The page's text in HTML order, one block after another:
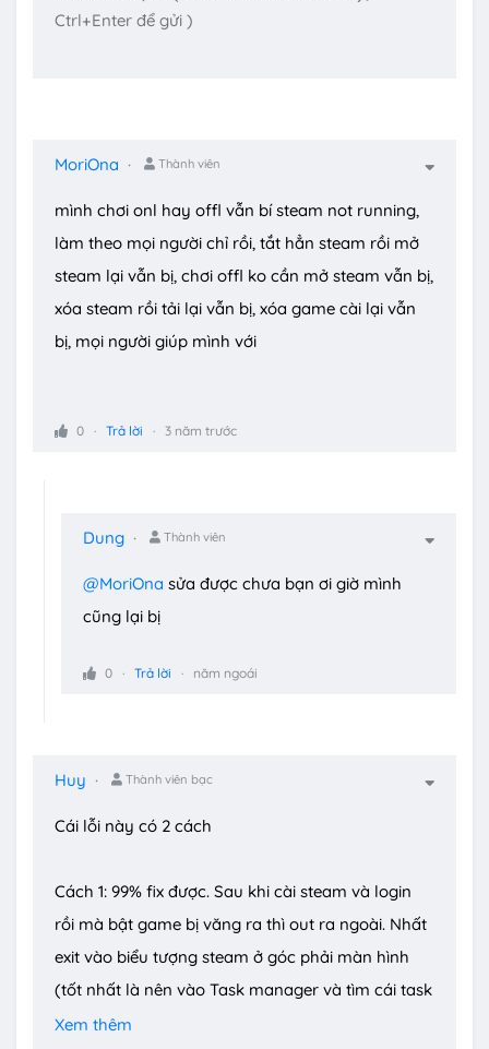
MoriOna Thành viên
mình chơi onl hay offl vẫn bí steam not running,
làm theo mọi người chỉ rồi, tắt hẳn steam rồi mở
steam lại vẫn bị, chơi offl ko cần mở steam vẫn bị,
xóa steam rồi tải lại vẫn bị, xóa game cài lại vẫn
bị, mọi người giúp mình với
0 Trả lời 3 năm trước
Dung Thành viên
@MoriOna sửa được chưa bạn ơi giờ mình
cũng lại bị
0 Trả lời năm ngoái
Huy Thành viên bạc
Cái lỗi này có 2 cách
Cách 1: 99% fix được. Sau khi cài steam và login
rồi mà bật game bị văng ra thì out ra ngoài. Nhất
exit vào biểu tượng steam ở góc phải màn hình
(tốt nhất là nên vào Task manager và tìm cái task
tên steam tắt trong đó là steam đã đóng). Sau khi
Xem thêm